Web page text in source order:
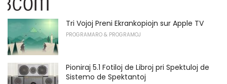
Tri Vojoj Preni Ekrankopiojn sur Apple TV
PROGRAMARO & PROGRAMOJ
Pioniraj 5.1 Fotiloj de Libroj pri Spektuloj de
Sistemo de Spektantoj